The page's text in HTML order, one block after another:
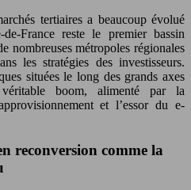
tertiaires a beaucoup évolué
France reste le premier bassin
nombreuses métropoles régionales
les stratégies des investisseurs.
situées le long des grands axes
boom, alimenté par la
et l’essor du e-
reconversion comme la